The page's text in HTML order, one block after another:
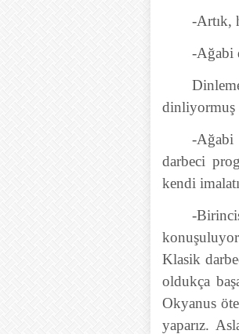
-Artık,
-Ağabi
dinliyormuş
-Ağabi
darbeci
kendi
-
Klasik
oldukça
Okyanus
yaparız.